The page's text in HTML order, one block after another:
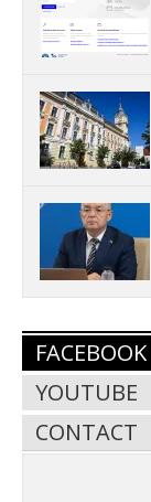
FACEBOOK
YOUTUBE
CONTACT